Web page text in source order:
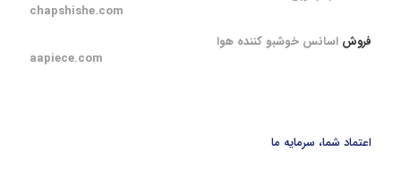
chapshishe.com
فروش اسانس خوشبو کننده هوا
aapiece.com
اعتماد شما، سرمایه ما